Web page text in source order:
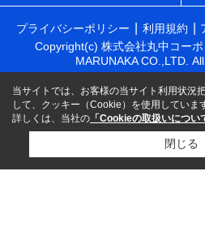
プライバシーポリシー 利用規約
Copyright(c) 株式会社丸中コー
MARUNAKA CO.,LTD.
当サイトでは、お客様の当サイト利用状況
して、クッキー（Cookie）を使用していま
詳しくは、当社の 「Cookieの取扱いについ
閉じる